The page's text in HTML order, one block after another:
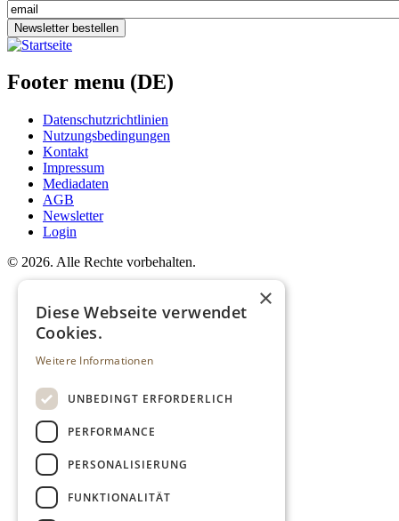
Newsletter bestellen
Footer menu (DE)
Datenschutzrichtlinien
Nutzungsbedingungen
Kontakt
Impressum
Mediadaten
AGB
Newsletter
Login
© 2026. Alle Rechte vorbehalten.
×
Diese Webseite verwendet
Cookies.
Weitere Informationen
UNBEDINGT ERFORDERLICH
PERFORMANCE
PERSONALISIERUNG
FUNKTIONALITÄT